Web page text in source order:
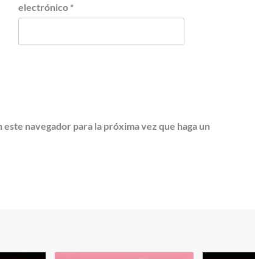
electrónico *
navegador para la próxima vez que haga un